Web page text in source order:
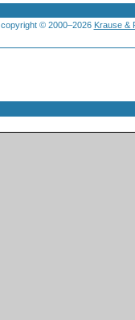
copyright © 2000–2026 Krause &